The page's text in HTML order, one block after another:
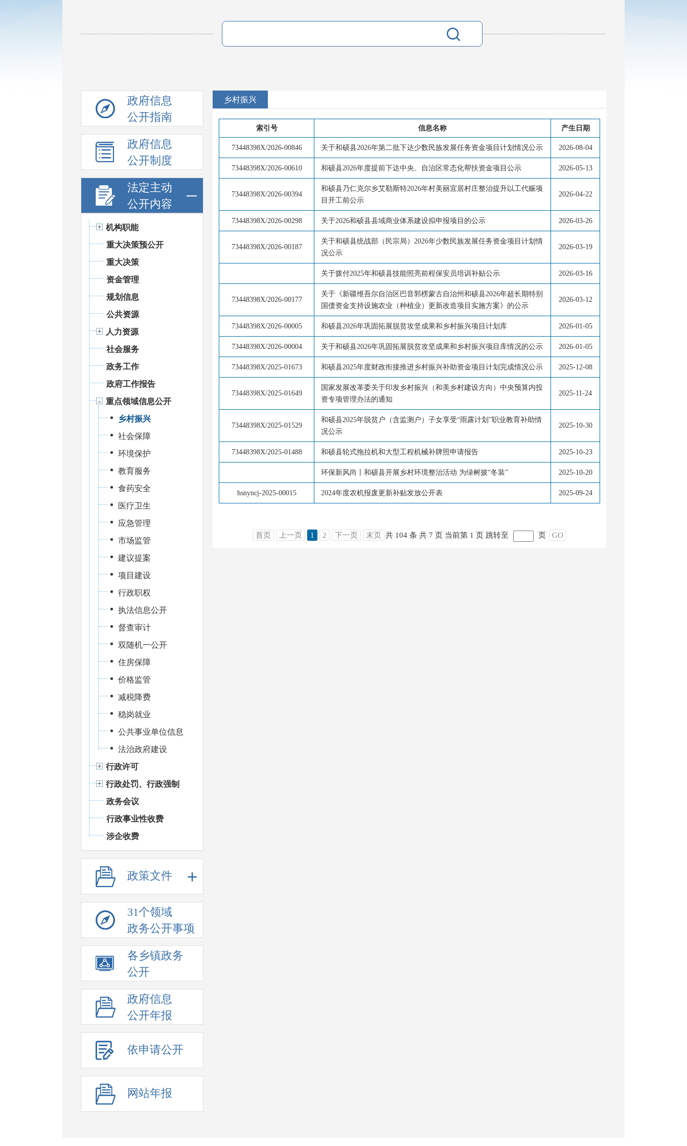
政府信息
公开指南
政府信息
公开制度
法定主动
公开内容
机构职能
重大决策预公开
重大决策
资金管理
规划信息
公共资源
人力资源
社会服务
政务工作
政府工作报告
重点领域信息公开
乡村振兴
社会保障
环境保护
教育服务
食药安全
医疗卫生
应急管理
市场监管
建议提案
项目建设
行政职权
执法信息公开
督查审计
双随机一公开
住房保障
价格监管
减税降费
稳岗就业
公共事业单位信息
法治政府建设
行政许可
行政处罚、行政强制
政务会议
行政事业性收费
涉企收费
政策文件
31个领域
政务公开事项
各乡镇政务
公开
政府信息
公开年报
依申请公开
网站年报
乡村振兴
索引号 信息名称 产生日期
73448398X/2026-00846 关于和硕县2026年第二批下达少数民族发展任务资金项目计划情况公示 2026-08-04
73448398X/2026-00610 和硕县2026年度提前下达中央、自治区常态化帮扶资金项目公示 2026-05-13
73448398X/2026-00394
和硕县乃仁克尔乡艾勒斯特2026年村美丽宜居村庄整治提升以工代赈项
目开工前公示
2026-04-22
73448398X/2026-00298 关于2026和硕县县域商业体系建设拟申报项目的公示 2026-03-26
73448398X/2026-00187
关于和硕县统战部（民宗局）2026年少数民族发展任务资金项目计划情
况公示
2026-03-19
关于拨付2025年和硕县技能照亮前程保安员培训补贴公示 2026-03-16
73448398X/2026-00177
关于《新疆维吾尔自治区巴音郭楞蒙古自治州和硕县2026年超长期特别
国债资金支持设施农业（种植业）更新改造项目实施方案》的公示
2026-03-12
73448398X/2026-00005 和硕县2026年巩固拓展脱贫攻坚成果和乡村振兴项目计划库 2026-01-05
73448398X/2026-00004 关于和硕县2026年巩固拓展脱贫攻坚成果和乡村振兴项目库情况的公示 2026-01-05
73448398X/2025-01673 和硕县2025年度财政衔接推进乡村振兴补助资金项目计划完成情况公示 2025-12-08
73448398X/2025-01649
国家发展改革委关于印发乡村振兴（和美乡村建设方向）中央预算内投
资专项管理办法的通知
2025-11-24
73448398X/2025-01529
和硕县2025年脱贫户（含监测户）子女享受“雨露计划”职业教育补助情
况公示
2025-10-30
73448398X/2025-01488 和硕县轮式拖拉机和大型工程机械补牌照申请报告 2025-10-23
环保新风尚丨和硕县开展乡村环境整治活动 为绿树披“冬装” 2025-10-20
hsnyncj-2025-00015 2024年度农机报废更新补贴发放公开表 2025-09-24
首页 上一页 1 2 下一页 末页 共 104 条 共 7 页 当前第 1 页 跳转至 页 GO